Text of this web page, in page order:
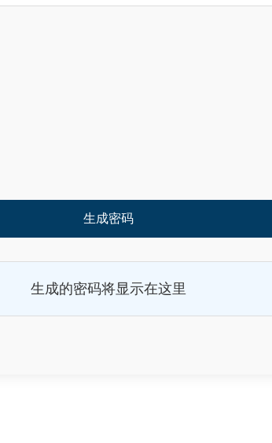
生成密码
生成的密码将显示在这里